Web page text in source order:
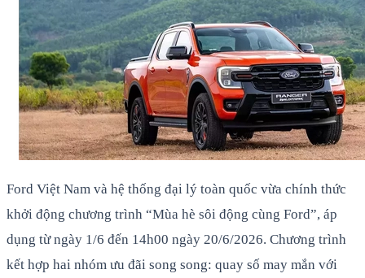
Ford Việt Nam và hệ thống đại lý toàn quốc vừa chính thức
khởi động chương trình “Mùa hè sôi động cùng Ford”, áp
dụng từ ngày 1/6 đến 14h00 ngày 20/6/2026. Chương trình
kết hợp hai nhóm ưu đãi song song: quay số may mắn với